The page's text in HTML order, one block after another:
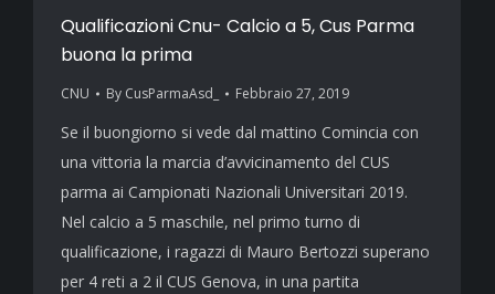
Qualificazioni Cnu- Calcio a 5, Cus Parma
buona la prima
CNU By CusParmaAsd_ Febbraio 27, 2019
Se il buongiorno si vede dal mattino Comincia con
una vittoria la marcia d’avvicinamento del CUS
parma ai Campionati Nazionali Universitari 2019.
Nel calcio a 5 maschile, nel primo turno di
qualificazione, i ragazzi di Mauro Bertozzi superano
per 4 reti a 2 il CUS Genova, in una partita